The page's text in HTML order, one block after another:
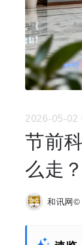
2026-05-02
节前
么走？
和讯网©